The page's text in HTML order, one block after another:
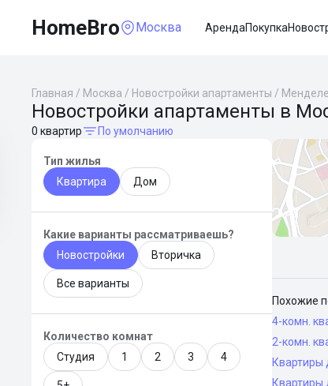
HomeBro Москва АрендаПокупка
Главная / Москва / Новостройки апартаменты /
Новостройки апартаменты в
0 квартир По умолчанию
Тип жилья
Квартира
Дом
Какие варианты рассматриваешь?
Новостройки
Вторичка
Все варианты
Количество комнат
Студия
1 2 3 4
Похожие
4-комн.
2-комн.
Квартиры
Квартиры